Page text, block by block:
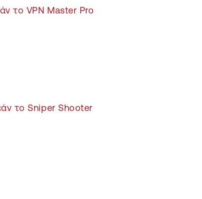
το VPN Master Pro
το Sniper Shooter